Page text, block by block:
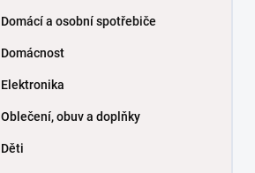
Domácí a osobní spotřebiče
Domácnost
Elektronika
Oblečení, obuv a doplňky
Děti